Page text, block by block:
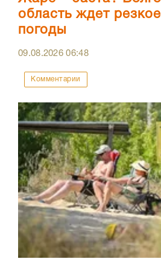
область ждет
погоды
09.08.202606:48
Комментарии